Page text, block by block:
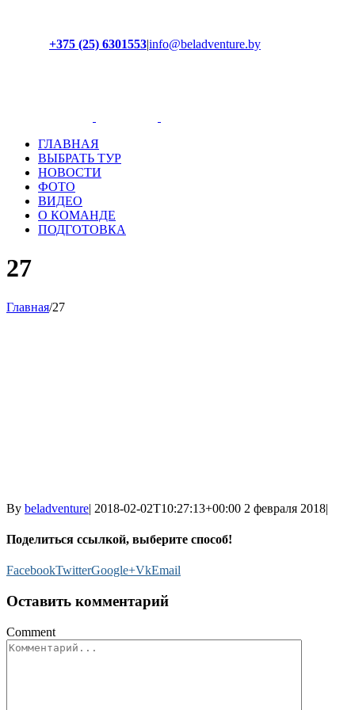
+375 (25) 6301553|info@beladventure.by
ГЛАВНАЯ
ВЫБРАТЬ ТУР
НОВОСТИ
ФОТО
ВИДЕО
О КОМАНДЕ
ПОДГОТОВКА
27
Главная/27
By beladventure| 2018-02-02T10:27:13+00:00 2 февраля 2018|
Поделиться ссылкой, выберите способ!
FacebookTwitterGoogle+VkEmail
Оставить комментарий
Comment